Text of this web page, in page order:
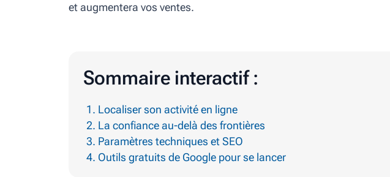
et augmentera vos ventes.
Sommaire interactif :
Localiser son activité en ligne
La confiance au-delà des frontières
Paramètres techniques et SEO
Outils gratuits de Google pour se lancer